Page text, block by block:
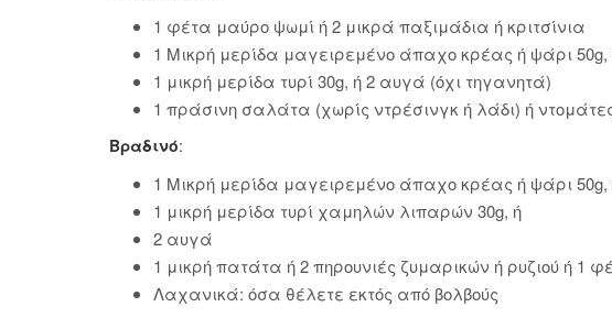
1 φέτα μαύρο ψωμί ή 2 μικρά παξιμάδια ή κριτσίνια
1 Μικρή μερίδα μαγειρεμένο άπαχο κρέας ή ψάρι 50g,
1 μικρή μερίδα τυρί 30g, ή 2 αυγά (όχι τηγανητά)
1 πράσινη σαλάτα (χωρίς ντρέσινγκ ή λάδι) ή
Βραδινό:
1 Μικρή μερίδα μαγειρεμένο άπαχο κρέας ή ψάρι 50g,
1 μικρή μερίδα τυρί χαμηλών λιπαρών 30g, ή
2 αυγά
1 μικρή πατάτα ή 2 πηρουνιές ζυμαρικών ή ρυζιού ή 1
Λαχανικά: όσα θέλετε εκτός από βολβούς